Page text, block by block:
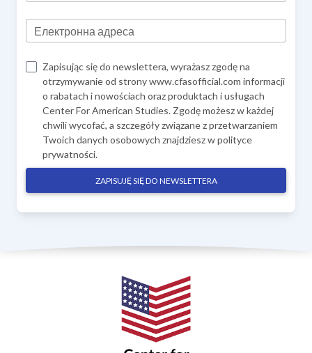
Електронна адреса
Zapisując się do newslettera, wyrażasz zgodę na
otrzymywanie od strony www.cfasofficial.com informacji
o rabatach i nowościach oraz produktach i usługach
Center For American Studies. Zgodę możesz w każdej
chwili wycofać, a szczegóły związane z przetwarzaniem
Twoich danych osobowych znajdziesz wpolityce
prywatności.
ZAPISUJĘ SIĘ DO NEWSLETTERA